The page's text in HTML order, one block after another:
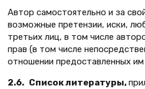
Автор самостоятельно и за
возможные претензии, иски,
третьих лиц, в том числе
прав (в том числе
отношении предоставленных
2.6. Список литературы,